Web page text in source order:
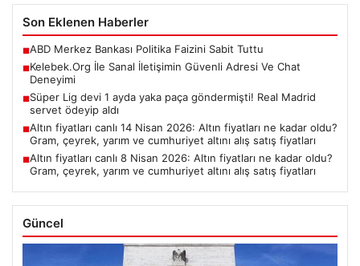
Son Eklenen Haberler
■ABD Merkez Bankası Politika Faizini Sabit Tuttu
■Kelebek.Org İle Sanal İletişimin Güvenli Adresi Ve Chat
Deneyimi
■Süper Lig devi 1 ayda yaka paça göndermişti! Real Madrid
servet ödeyip aldı
■Altın fiyatları canlı 14 Nisan 2026: Altın fiyatları ne kadar oldu?
Gram, çeyrek, yarım ve cumhuriyet altını alış satış fiyatları
■Altın fiyatları canlı 8 Nisan 2026: Altın fiyatları ne kadar oldu?
Gram, çeyrek, yarım ve cumhuriyet altını alış satış fiyatları
Güncel